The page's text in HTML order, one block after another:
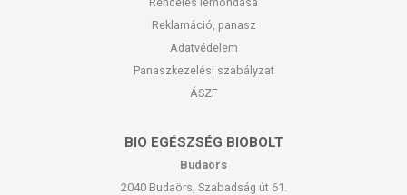
Reklamáció, panasz
Adatvédelem
Panaszkezelési szabályzat
ÁSZF
BIO EGÉSZSÉG BIOBOLT
Budaörs
2040 Budaörs, Szabadság út 61.